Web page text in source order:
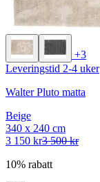
+3
Leveringstid 2-4 uker
Walter Pluto matta
Beige
340 x 240 cm
3 150 kr3 500 kr
10% rabatt